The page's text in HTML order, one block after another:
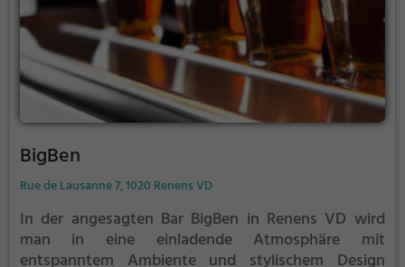
BigBen
Rue de Lausanne 7, 1020 Renens VD
In der angesagten Bar BigBen in Renens VD wird
man in eine einladende Atmosphäre mit
entspanntem Ambiente und stylischem Design